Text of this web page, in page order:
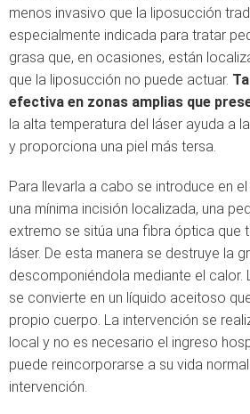
menos invasivo que la liposucción
especialmente indicada para tratar
grasa que, en ocasiones, están
que la liposucción no puede actuar.
efectiva en zonas amplias que
la alta temperatura del láser ayuda a
y proporciona una piel más tersa.
Para llevarla a cabo se introduce en
una mínima incisión localizada, una
extremo se sitúa una fibra óptica que
láser. De esta manera se destruye la
descomponiéndola mediante el calor.
se convierte en un líquido aceitoso
propio cuerpo. La intervención se
local y no es necesario el ingreso
puede reincorporarse a su vida
intervención.